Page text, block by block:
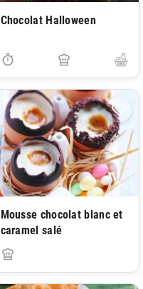
Chocolat Halloween
Mousse chocolat blanc et
caramel salé